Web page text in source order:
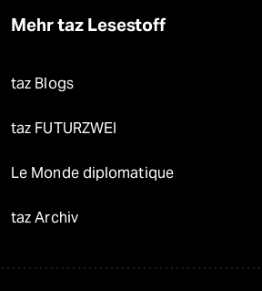
Mehr taz Lesestoff
taz Blogs
taz FUTURZWEI
Le Monde diplomatique
taz Archiv